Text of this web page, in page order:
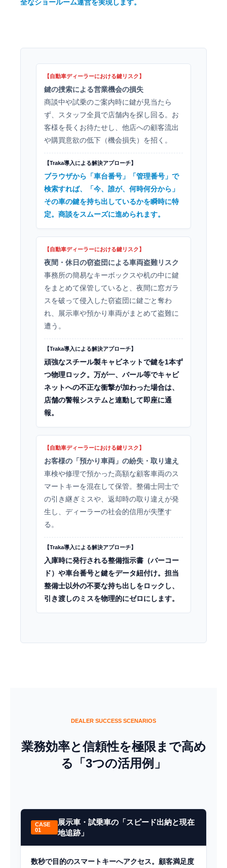
全なショールーム運営を実現します。
鍵の捜索による営業機会の損失
商談中や試乗のご案内時に鍵が見当たら
ず、スタッフ全員で店舗内を探し回る。お
客様を長くお待たせし、他店への顧客流出
や購買意欲の低下（機会損失）を招く。
ブラウザから「車台番号」「管理番号」で
検索すれば、「今、誰が、何時何分から」
その車の鍵を持ち出しているかを瞬時に特
定。商談をスムーズに進められます。
夜間・休日の窃盗団による車両盗難リスク
事務所の簡易なキーボックスや机の中に鍵
をまとめて保管していると、夜間に窓ガラ
スを破って侵入した窃盗団に鍵ごと奪わ
れ、展示車や預かり車両がまとめて盗難に
遭う。
頑強なスチール製キャビネットで鍵を1本ず
つ物理ロック。万が一、バール等でキャビ
ネットへの不正な衝撃が加わった場合は、
店舗の警報システムと連動して即座に通
報。
お客様の「預かり車両」の紛失・取り違え
車検や修理で預かった高額な顧客車両のス
マートキーを混在して保管。整備士同士で
の引き継ぎミスや、返却時の取り違えが発
生し、ディーラーの社会的信用が失墜す
る。
入庫時に発行される整備指示書（バーコー
ド）や車台番号と鍵をデータ紐付け。担当
整備士以外の不要な持ち出しをロックし、
引き渡しのミスを物理的にゼロにします。
DEALER SUCCESS SCENARIOS
業務効率と信頼性を極限まで高め
る「3つの活用例」
CASE
01
展示車・試乗車の「スピード出納と現在
地追跡」
数秒で目的のスマートキーへアクセス。顧客満足度